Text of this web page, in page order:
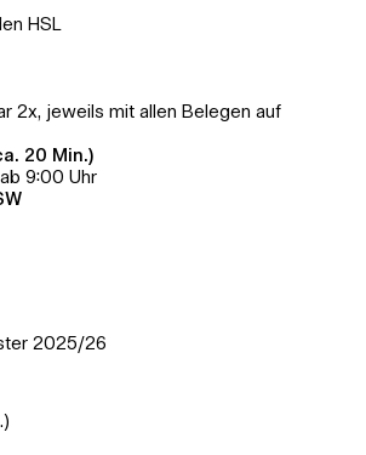
HSL
2x, jeweils mit allen Belegen auf
20 Min.)
9:00 Uhr
2025/26